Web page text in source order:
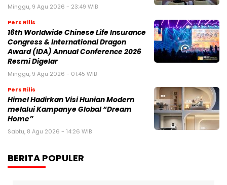
Minggu, 9 Agu 2026 - 23:49 WIB
Pers Rilis
16th Worldwide Chinese Life Insurance
Congress & International Dragon
Award (IDA) Annual Conference 2026
Resmi Digelar
Minggu, 9 Agu 2026 - 01:45 WIB
Pers Rilis
Himel Hadirkan Visi Hunian Modern
melalui Kampanye Global “Dream
Home”
Sabtu, 8 Agu 2026 - 14:26 WIB
BERITA POPULER